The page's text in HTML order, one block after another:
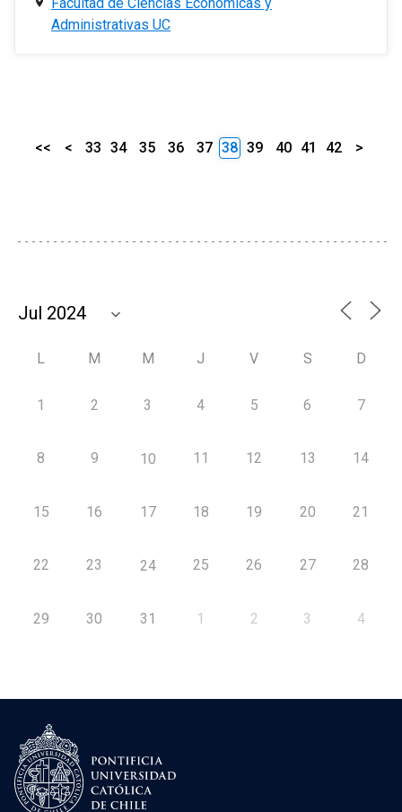
Administrativas UC
<< < 33 34 35 36 37 38 39 40 41 42 >
L M M J V S D
1 2 3 4 5 6 7
8 9 10 11 12 13 14
15 16 17 18 19 20 21
22 23 24 25 26 27 28
29 30 31 1 2 3 4